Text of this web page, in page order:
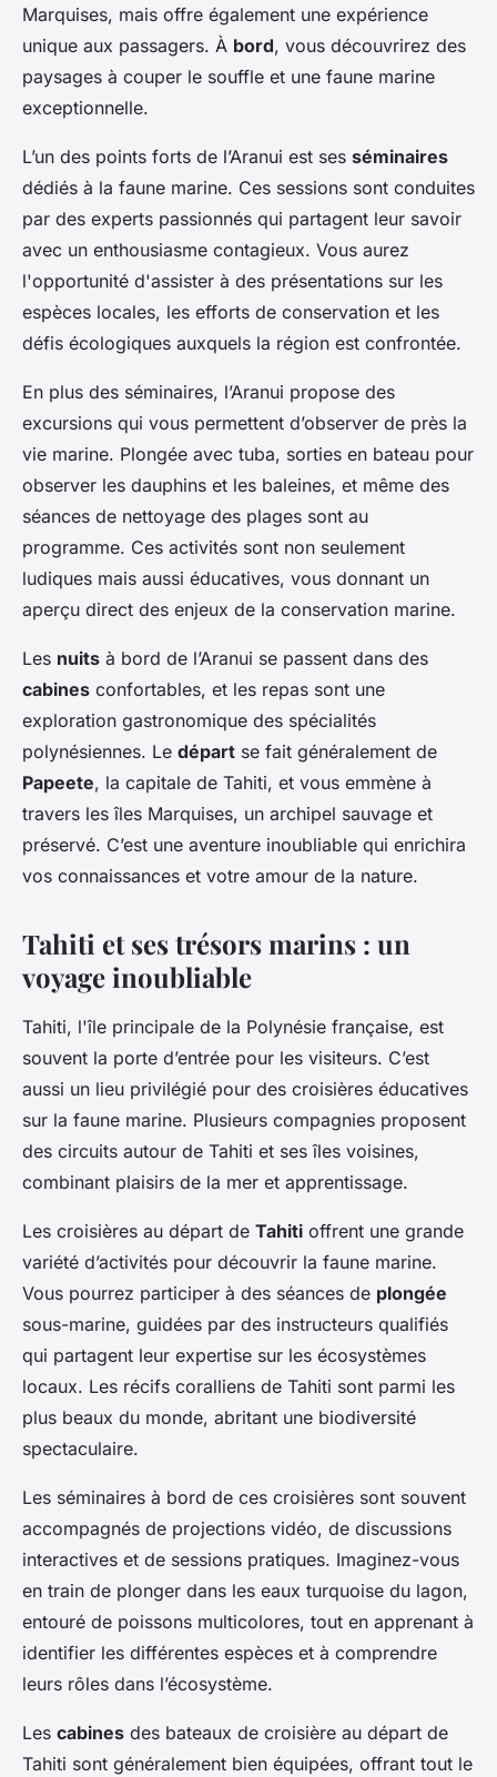
Marquises, mais offre également une expérience
unique aux passagers. À bord, vous découvrirez des
paysages à couper le souffle et une faune marine
exceptionnelle.
L’un des points forts de l’Aranui est ses séminaires
dédiés à la faune marine. Ces sessions sont conduites
par des experts passionnés qui partagent leur savoir
avec un enthousiasme contagieux. Vous aurez
l'opportunité d'assister à des présentations sur les
espèces locales, les efforts de conservation et les
défis écologiques auxquels la région est confrontée.
En plus des séminaires, l’Aranui propose des
excursions qui vous permettent d’observer de près la
vie marine. Plongée avec tuba, sorties en bateau pour
observer les dauphins et les baleines, et même des
séances de nettoyage des plages sont au
programme. Ces activités sont non seulement
ludiques mais aussi éducatives, vous donnant un
aperçu direct des enjeux de la conservation marine.
Les nuits à bord de l’Aranui se passent dans des
cabines confortables, et les repas sont une
exploration gastronomique des spécialités
polynésiennes. Le départ se fait généralement de
Papeete, la capitale de Tahiti, et vous emmène à
travers les îles Marquises, un archipel sauvage et
préservé. C’est une aventure inoubliable qui enrichira
vos connaissances et votre amour de la nature.
Tahiti et ses trésors marins : un
voyage inoubliable
Tahiti, l'île principale de la Polynésie française, est
souvent la porte d’entrée pour les visiteurs. C’est
aussi un lieu privilégié pour des croisières éducatives
sur la faune marine. Plusieurs compagnies proposent
des circuits autour de Tahiti et ses îles voisines,
combinant plaisirs de la mer et apprentissage.
Les croisières au départ de Tahiti offrent une grande
variété d’activités pour découvrir la faune marine.
Vous pourrez participer à des séances de plongée
sous-marine, guidées par des instructeurs qualifiés
qui partagent leur expertise sur les écosystèmes
locaux. Les récifs coralliens de Tahiti sont parmi les
plus beaux du monde, abritant une biodiversité
spectaculaire.
Les séminaires à bord de ces croisières sont souvent
accompagnés de projections vidéo, de discussions
interactives et de sessions pratiques. Imaginez-vous
en train de plonger dans les eaux turquoise du lagon,
entouré de poissons multicolores, tout en apprenant à
identifier les différentes espèces et à comprendre
leurs rôles dans l’écosystème.
Les cabines des bateaux de croisière au départ de
Tahiti sont généralement bien équipées, offrant tout le